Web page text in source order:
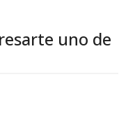
uno de